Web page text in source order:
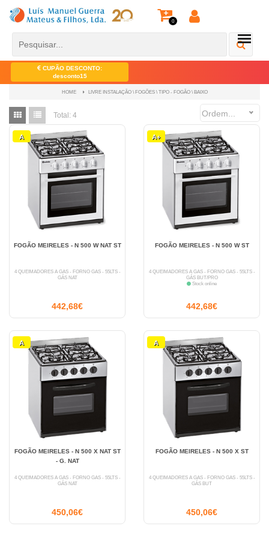
0
CUPÃO DESCONTO:
desconto15
HOME LIVRE INSTALAÇÃO \ FOGÕES \ TIPO - FOGÃO \ BAIXO
Total: 4 Ordem...
A
FOGÃO MEIRELES - N 500 W NAT ST
4 QUEIMADORES A GÁS - FORNO GÁS - 55LTS -
GÁS NAT
442,68€
A+
FOGÃO MEIRELES - N 500 W ST
4 QUEIMADORES A GÁS - FORNO GÁS - 55LTS -
GÁS BUT/PRO
Stock online
442,68€
A
FOGÃO MEIRELES - N 500 X NAT ST
- G. NAT
4 QUEIMADORES A GÁS - FORNO GÁS - 55LTS -
GÁS NAT
450,06€
A
FOGÃO MEIRELES - N 500 X ST
4 QUEIMADORES A GÁS - FORNO GÁS - 55LTS -
GÁS BUT
450,06€